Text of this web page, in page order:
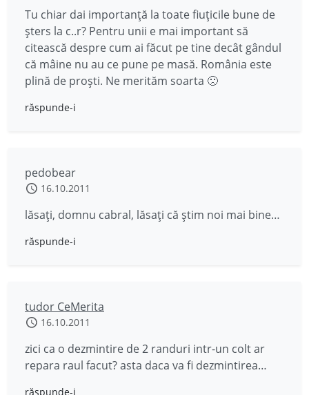
Tu chiar dai importanţă la toate fiuţicile bune de
şters la c..r? Pentru unii e mai important să
citească despre cum ai făcut pe tine decât gândul
că mâine nu au ce pune pe masă. România este
plină de proşti. Ne merităm soarta 🙁
răspunde-i
pedobear
16.10.2011
lăsaţi, domnu cabral, lăsaţi că ştim noi mai bine…
răspunde-i
tudor CeMerita
16.10.2011
zici ca o dezmintire de 2 randuri intr-un colt ar
repara raul facut? asta daca va fi dezmintirea…
răspunde-i